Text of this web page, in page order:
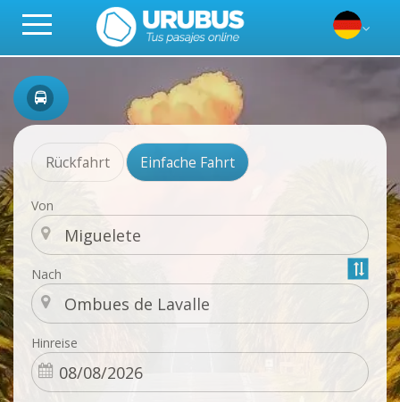
Rückfahrt Einfache Fahrt
Von
Nach
Hinreise